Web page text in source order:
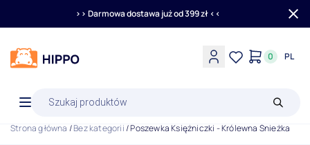
>> Darmowa dostawa już od 399 zł <<
0 PL
produktów
Strona główna /Bez kategorii/ Poszewka Księżniczki - Królewna Śnieżka